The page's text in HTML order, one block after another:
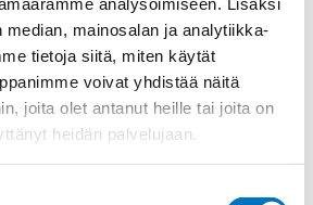
median, mainosalan ja analytiikka-
tietoja siitä, miten käytät
voivat yhdistää näitä
joita olet antanut heille tai joita on
heidän palvelujaan.
ILME S.p.A
size "104.27"